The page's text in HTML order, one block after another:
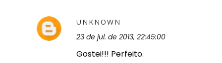
UNKNOWN
23 de jul. de 2013, 22:45:00
Gostei!!! Perfeito.